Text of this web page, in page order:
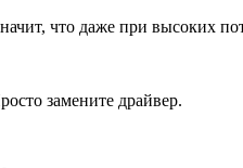
что даже при высоких
замените драйвер.